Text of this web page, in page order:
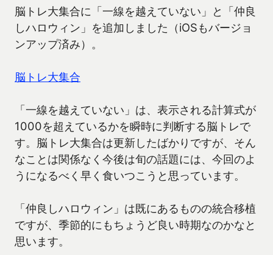
脳トレ大集合に「一線を越えていない」と「仲良
しハロウィン」を追加しました（iOSもバージョ
ンアップ済み）。
脳トレ大集合
「一線を越えていない」は、表示される計算式が
1000を超えているかを瞬時に判断する脳トレで
す。脳トレ大集合は更新したばかりですが、そん
なことは関係なく今後は旬の話題には、今回のよ
うになるべく早く食いつこうと思っています。
「仲良しハロウィン」は既にあるものの統合移植
ですが、季節的にもちょうど良い時期なのかなと
思います。